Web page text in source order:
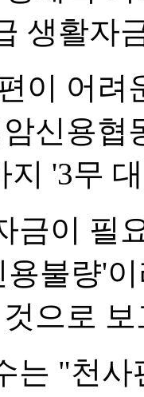
생활자
이 어려
신용협
지 '3무
금이 필
불량'
으로
는 "천